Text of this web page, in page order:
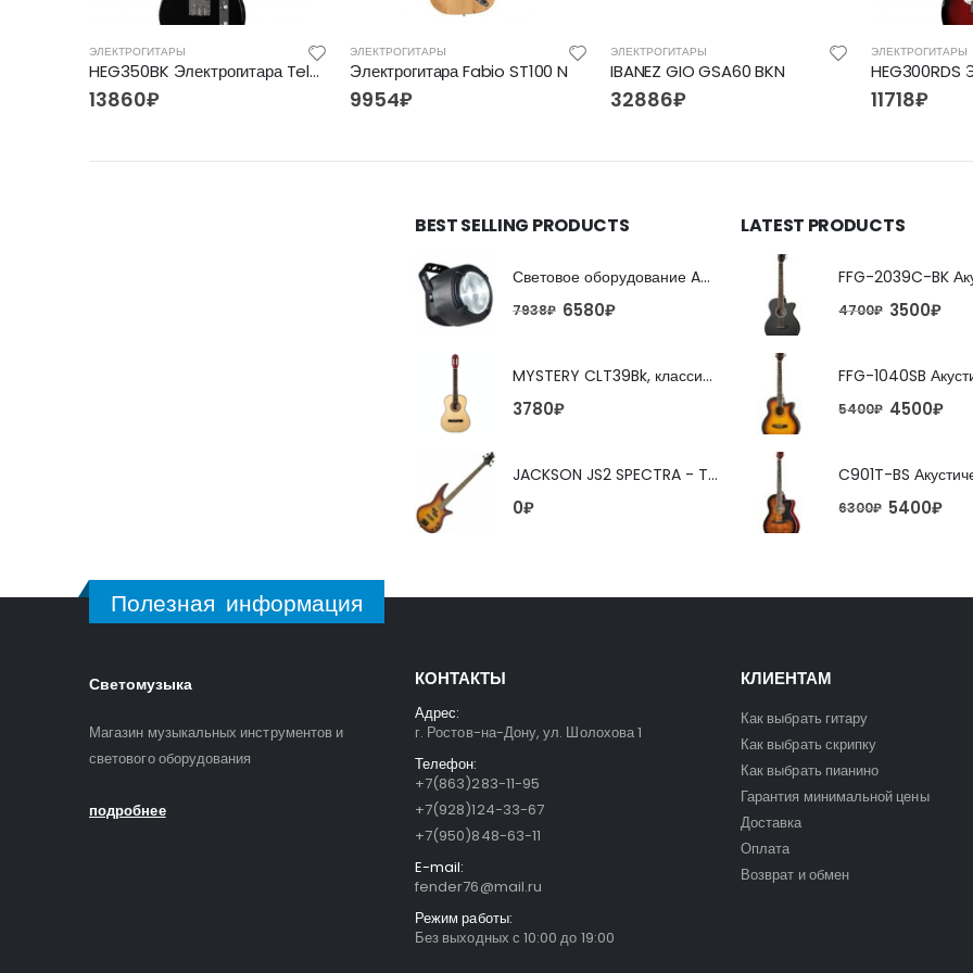
ЭЛЕКТРОГИТАРЫ
HEG350BK Электрогитара Telecaster SS Homage
13860₽
ЭЛЕКТРОГИТАРЫ
Электрогитара Fabio ST100 N
9954₽
ЭЛЕКТРОГИТАРЫ
IBANEZ GIO GSA60 BKN
32886₽
ЭЛЕКТРОГИТАРЫ
11718₽
BEST SELLING PRODUCTS
Световое оборудование ADJ FX Beam
7938₽ 6580₽
MYSTERY CLT39Bk, классическая гитара
3780₽
JACKSON JS2 SPECTRA - TOBACCO BURST 4-струнная бас-гитара
0₽
LATEST PRODUCTS
4700₽ 3500₽
5400₽ 4500₽
6300₽ 5400₽
Полезная информация
Светомузыка
Магазин музыкальных инструментов и
светового оборудования
подробнее
КОНТАКТЫ
Адрес:
г. Ростов-на-Дону, ул. Шолохова 1
Телефон:
+7(863)283-11-95
+7(928)124-33-67
+7(950)848-63-11
E-mail:
fender76@mail.ru
Режим работы:
Без выходных с 10:00 до 19:00
КЛИЕНТАМ
Как выбрать гитару
Как выбрать скрипку
Как выбрать пианино
Гарантия минимальной цены
Доставка
Оплата
Возврат и обмен